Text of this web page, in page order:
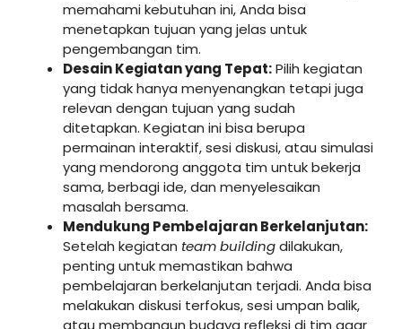
memahami kebutuhan ini, Anda bisa
menetapkan tujuan yang jelas untuk
pengembangan tim.
Desain Kegiatan yang Tepat:Pilih kegiatan
yang tidak hanya menyenangkan tetapi juga
relevan dengan tujuan yang sudah
ditetapkan. Kegiatan ini bisa berupa
permainan interaktif, sesi diskusi, atau simulasi
yang mendorong anggota tim untuk bekerja
sama, berbagi ide, dan menyelesaikan
masalah bersama.
Mendukung Pembelajaran Berkelanjutan:
Setelah kegiatan team buildingdilakukan,
penting untuk memastikan bahwa
pembelajaran berkelanjutan terjadi. Anda bisa
melakukan diskusi terfokus, sesi umpan balik,
atau membangun budaya refleksi di tim agar